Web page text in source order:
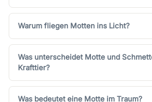
Warum fliegen Motten ins Licht?
Was unterscheidet Motte und
Krafttier?
Was bedeutet eine Motte im Traum?